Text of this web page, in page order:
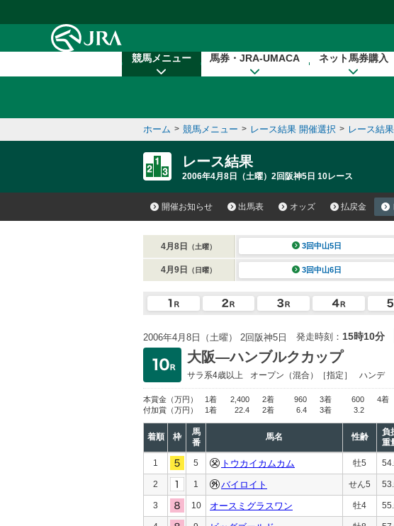
競馬メニュー 馬券・JRA-UMACA ネット馬券購入
ホーム > 競馬メニュー > レース結果 開催選択 > レース結
レース結果
2006年4月8日（土曜）2回阪神5日 10レース
開催お知らせ 出馬表 オッズ 払戻金
4月8日 （土曜） 3回中山5日
4月9日 （日曜） 3回中山6日
2006年4月8日（土曜） 2回阪神5日 発走時刻： 15時10分
大阪―ハンブルクカップ
サラ系4歳以上 オープン （混合）［指定］ ハンデ
本賞金 （万円） 1着 2,400 2着 960 3着 600 4着
付加賞 （万円） 1着 22.4 2着 6.4 3着 3.2
着順 枠
馬
番
馬名 性齢
負
重
1 5 トウカイカムカム 牡5
2 1 バイロイト せん5
3 10 オースミグラスワン 牡4